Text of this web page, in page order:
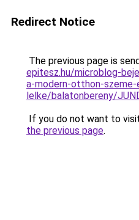
Redirect Notice
The previous page is
epitesz.hu/microblog-
a-modern-otthon-szeme-
lelke/balatonbereny/
If you do not want to
the previous page.